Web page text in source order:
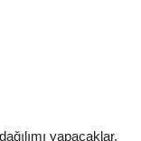
yapacaklar.